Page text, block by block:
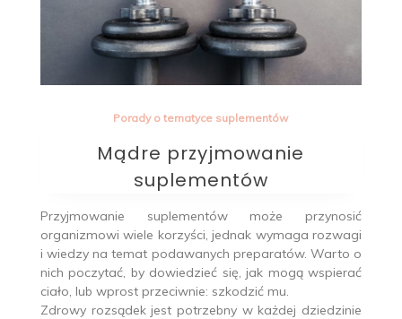
Porady o tematyce suplementów
Mądre przyjmowanie
suplementów
Przyjmowanie suplementów może przynosić
organizmowi wiele korzyści, jednak wymaga rozwagi
i wiedzy na temat podawanych preparatów. Warto o
nich poczytać, by dowiedzieć się, jak mogą wspierać
ciało, lub wprost przeciwnie: szkodzić mu.
Zdrowy rozsądek jest potrzebny w każdej dziedzinie